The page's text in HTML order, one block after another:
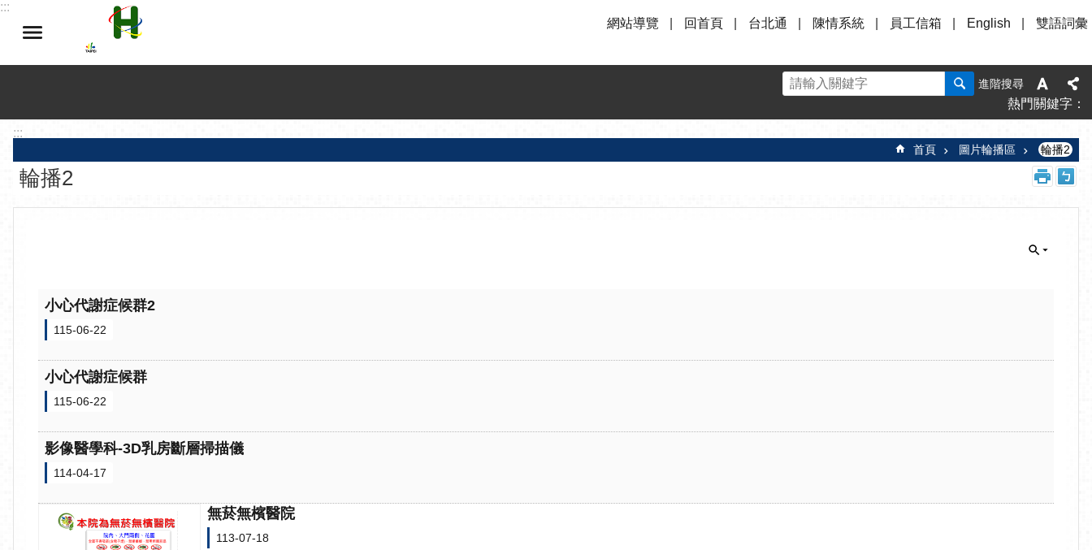
跳到主要內容區塊
:::
網站導覽
回首頁 台北通 陳情系統 員工信箱 English 雙語詞彙
進階搜尋
熱門關鍵字
:::
首頁 圖片輪播區 輪播2
輪播2
小心代謝症候群2
115-06-22
小心代謝症候群
115-06-22
影像醫學科-3D乳房斷層掃描儀
114-04-17
無菸無檳醫院
113-07-18